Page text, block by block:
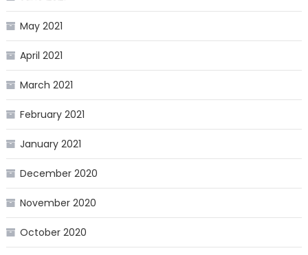
May 2021
April 2021
March 2021
February 2021
January 2021
December 2020
November 2020
October 2020